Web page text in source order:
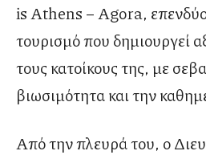
is Athens – Agora,
τουρισμό που δημιουργεί
τους κατοίκους της, με
βιωσιμότητα και την
Από την πλευρά του, ο